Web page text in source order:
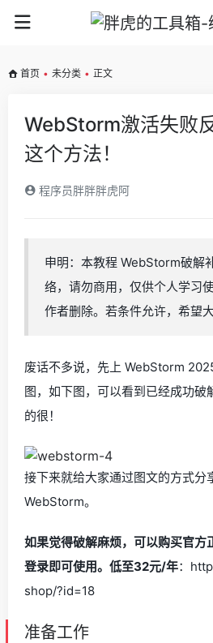
首页 • 未分类 • 正文
WebStorm激活失败
这个方法！
程序员胖胖胖虎阿
申明：本教程 WebStorm破解
络，请勿商用，仅供个人学习
作者删除。若条件允许，希望
废话不多说，先上 WebStorm
图，如下图，可以看到已经成功破
的很！
接下来就给大家通过图文的方式分
WebStorm。
如果觉得破解麻烦，可以购买官方
登录即可使用。低至32元/年：
shop/?id=18
准备工作